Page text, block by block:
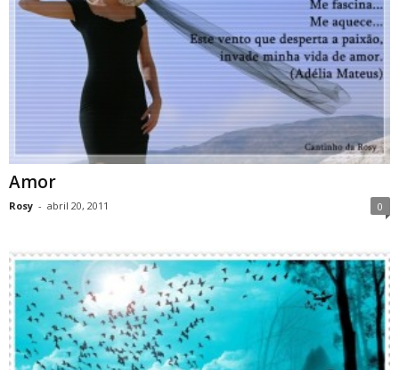
Amor
Rosy - abril 20, 2011 0